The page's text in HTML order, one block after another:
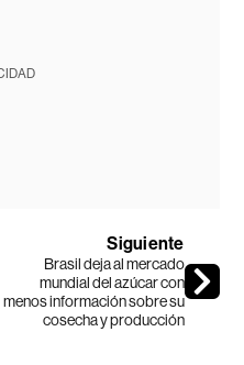
Siguiente
Brasil deja al mercado
mundial del azúcar con
menos información sobre su
cosecha y producción